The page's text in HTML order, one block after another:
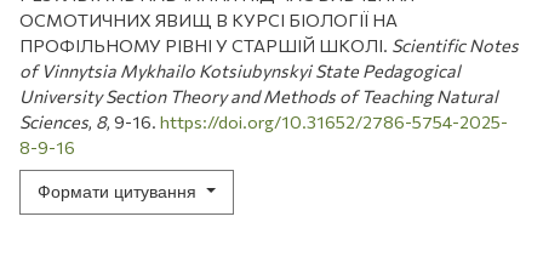
ОСМОТИЧНИХ ЯВИЩ В КУРСІ БІОЛОГІЇ НА
ПРОФІЛЬНОМУ РІВНІ У СТАРШІЙ ШКОЛІ. Scientific Notes
of Vinnytsia Mykhailo Kotsiubynskyi State Pedagogical
University Section Theory and Methods of Teaching Natural
Sciences, 8, 9-16. https://doi.org/10.31652/2786-5754-2025-
8-9-16
Формати цитування